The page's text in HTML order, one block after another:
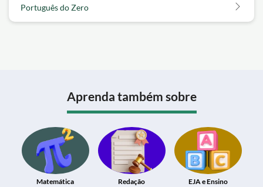
Português do Zero
Aprenda também sobre
Matemática Redação
EJA e Ensino